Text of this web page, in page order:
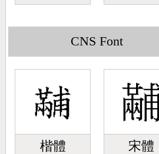
CNS Font
楷體 宋體